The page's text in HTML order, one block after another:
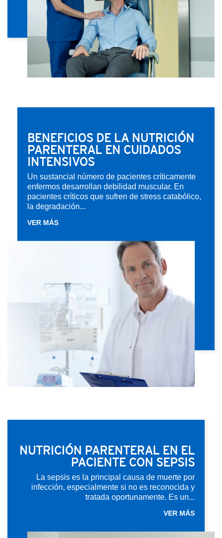
BENEFICIOS DE LA NUTRICIÓN
PARENTERAL EN CUIDADOS
INTENSIVOS
Un sustancial número de pacientes críticamente
enfermos desarrollan debilidad muscular. En
pacientes críticos que sufren de stress catabólico,
la degradación...
VER MÁS
NUTRICIÓN PARENTERAL EN EL
PACIENTE CON SEPSIS
La sepsis es la principal causa de muerte por
infección, especialmente si no es reconocida y
tratada oportunamente. Es un...
VER MÁS